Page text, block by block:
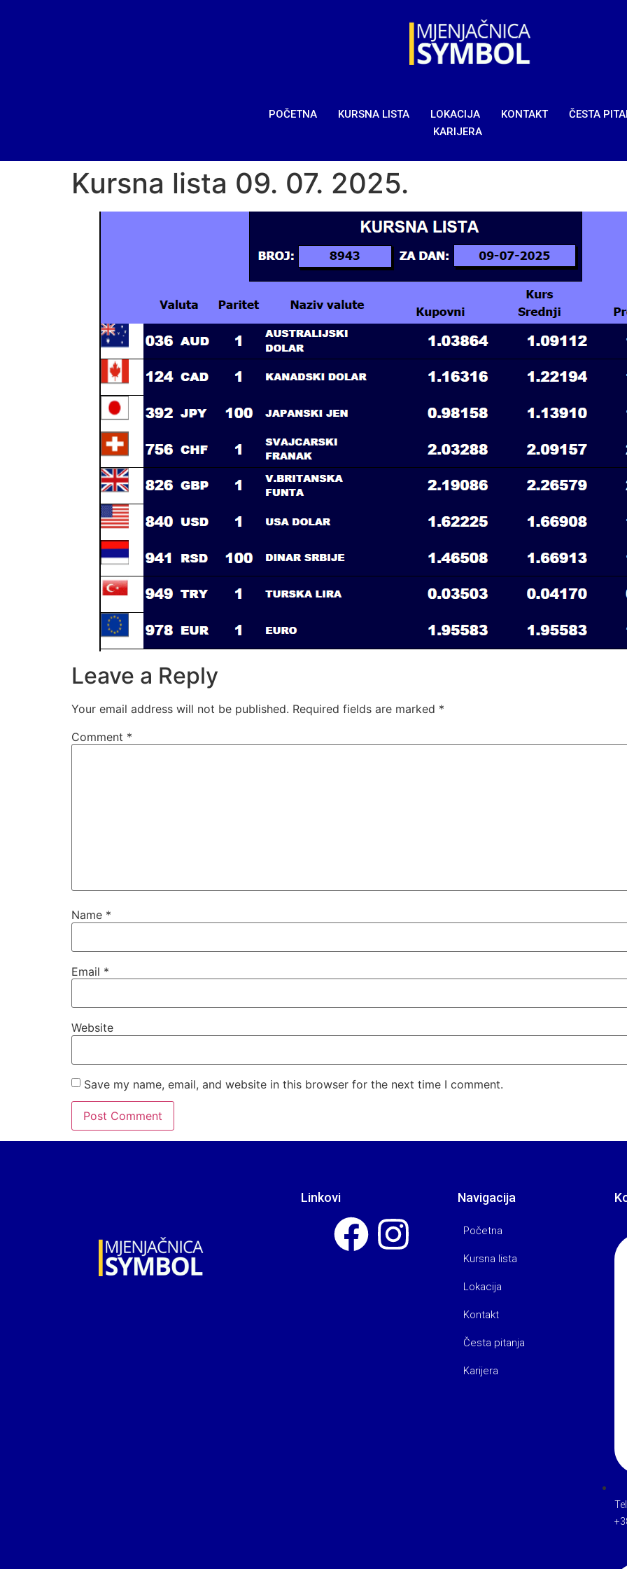
POČETNA KURSNA LISTA LOKACIJA KONTAKT
ČESTA
KARIJERA
Kursna lista 09. 07. 2025.
Leave a Reply
Your email address will not be published. Required fields are marked *
Comment *
Name *
Email *
Website
Save my name, email, and website in this browser for the next time I comment.
Linkovi Navigacija
Početna
Kursna lista
Lokacija
Kontakt
Česta pitanja
Karijera